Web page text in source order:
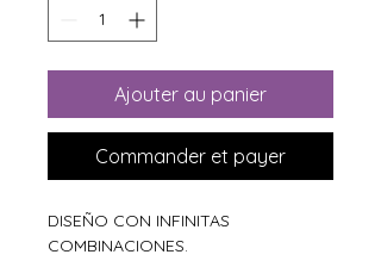
Ajouter au panier
Commander et payer
DISEÑO CON INFINITAS
COMBINACIONES.